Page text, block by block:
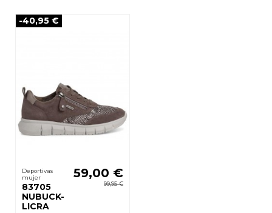
-40,95 €
Deportivas
mujer
83705
NUBUCK-
LICRA
59,00 €
99,95 €